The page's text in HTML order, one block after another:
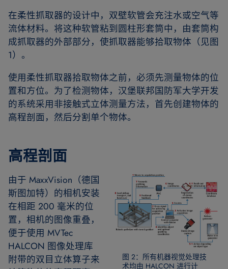
在柔性抓取器的设计中，双壁软管会充注水或空气等
流体材料。将这种软管粘到圆柱形套筒中，由套筒构
成抓取器的外部部分，使抓取器能够拾取物体（见图
1）。
使用柔性抓取器拾取物体之前，必须先测量物体的位
置和方位。为了检测物体，汉堡联邦国防军大学开发
的系统采用非接触式立体测量方法，首先创建物体的
高程剖面，然后分割单个物体。
高程剖面
图 2：所有机器视觉处理技
术均由 HALCON 进行计
由于 MaxxVision（德国
斯图加特）的相机安装
在相距 200 毫米的位
置，相机的图像重叠，
便于使用 MVTec
HALCON 图像处理库
附带的双目立体算子来